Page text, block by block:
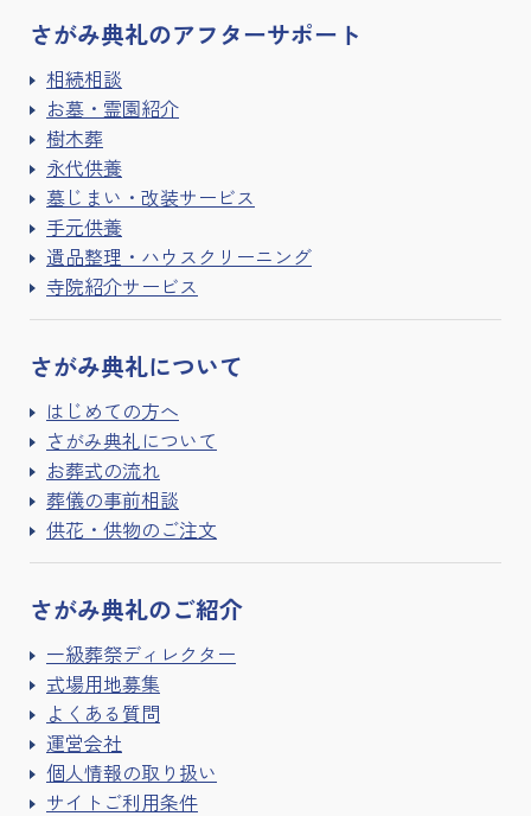
さがみ典礼のアフターサポート
相続相談
お墓・霊園紹介
樹木葬
永代供養
墓じまい・改装サービス
手元供養
遺品整理・ハウスクリーニング
寺院紹介サービス
さがみ典礼について
はじめての方へ
さがみ典礼について
お葬式の流れ
葬儀の事前相談
供花・供物のご注文
さがみ典礼のご紹介
一級葬祭ディレクター
式場用地募集
よくある質問
運営会社
個人情報の取り扱い
サイトご利用条件